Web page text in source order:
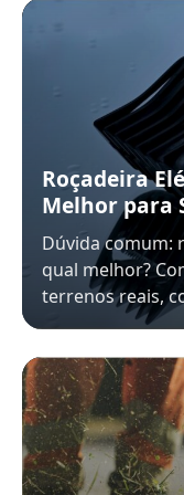
Roçadeira
Melhor para
Dúvida comum:
qual melhor?
terrenos reais,